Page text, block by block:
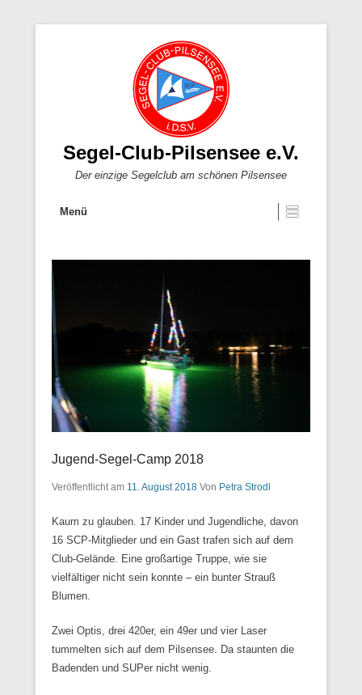
Segel-Club-Pilsensee e.V.
Der einzige Segelclub am schönen Pilsensee
Menü
Jugend-Segel-Camp 2018
Veröffentlicht am 11. August 2018 Von Petra Strodl
Kaum zu glauben. 17 Kinder und Jugendliche, davon
16 SCP-Mitglieder und ein Gast trafen sich auf dem
Club-Gelände. Eine großartige Truppe, wie sie
vielfältiger nicht sein konnte – ein bunter Strauß
Blumen.
Zwei Optis, drei 420er, ein 49er und vier Laser
tummelten sich auf dem Pilsensee. Da staunten die
Badenden und SUPer nicht wenig.